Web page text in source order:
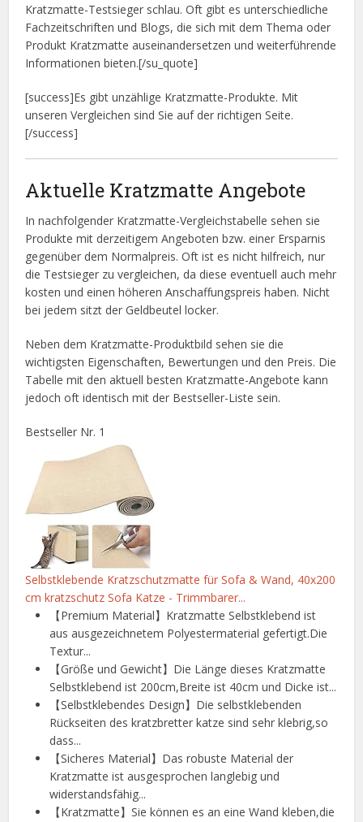
Kratzmatte-Testsieger schlau. Oft gibt es unterschiedliche
Fachzeitschriften und Blogs, die sich mit dem Thema oder
Produkt Kratzmatte auseinandersetzen und weiterführende
Informationen bieten.[/su_quote]
[success]Es gibt unzählige Kratzmatte-Produkte. Mit
unseren Vergleichen sind Sie auf der richtigen Seite.
[/success]
Aktuelle Kratzmatte Angebote
In nachfolgender Kratzmatte-Vergleichstabelle sehen sie
Produkte mit derzeitigem Angeboten bzw. einer Ersparnis
gegenüber dem Normalpreis. Oft ist es nicht hilfreich, nur
die Testsieger zu vergleichen, da diese eventuell auch mehr
kosten und einen höheren Anschaffungspreis haben. Nicht
bei jedem sitzt der Geldbeutel locker.
Neben dem Kratzmatte-Produktbild sehen sie die
wichtigsten Eigenschaften, Bewertungen und den Preis. Die
Tabelle mit den aktuell besten Kratzmatte-Angebote kann
jedoch oft identisch mit der Bestseller-Liste sein.
Bestseller Nr. 1
Selbstklebende Kratzschutzmatte für Sofa & Wand, 40x200
cm kratzschutz Sofa Katze - Trimmbarer...
【Premium Material】Kratzmatte Selbstklebend ist
aus ausgezeichnetem Polyestermaterial gefertigt.Die
Textur...
【Größe und Gewicht】Die Länge dieses Kratzmatte
Selbstklebend ist 200cm,Breite ist 40cm und Dicke ist...
【Selbstklebendes Design】Die selbstklebenden
Rückseiten des kratzbretter katze sind sehr klebrig,so
dass...
【Sicheres Material】Das robuste Material der
Kratzmatte ist ausgesprochen langlebig und
widerstandsfähig...
【Kratzmatte】Sie können es an eine Wand kleben,die